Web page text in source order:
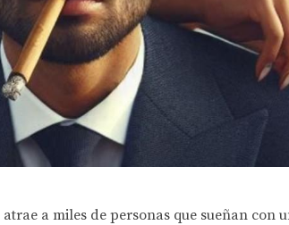
a miles de personas que sueñan con